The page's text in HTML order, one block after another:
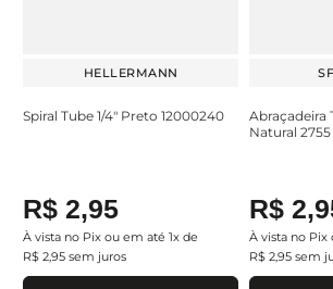
HELLERMANN
Spiral Tube 1/4" Preto 12000240
R$ 2,95
À vista no Pix ou em até 1x de
R$ 2,95 sem juros
Abraçadeira
Natural 2755
R$ 2,
À vista no Pix
R$ 2,95 sem